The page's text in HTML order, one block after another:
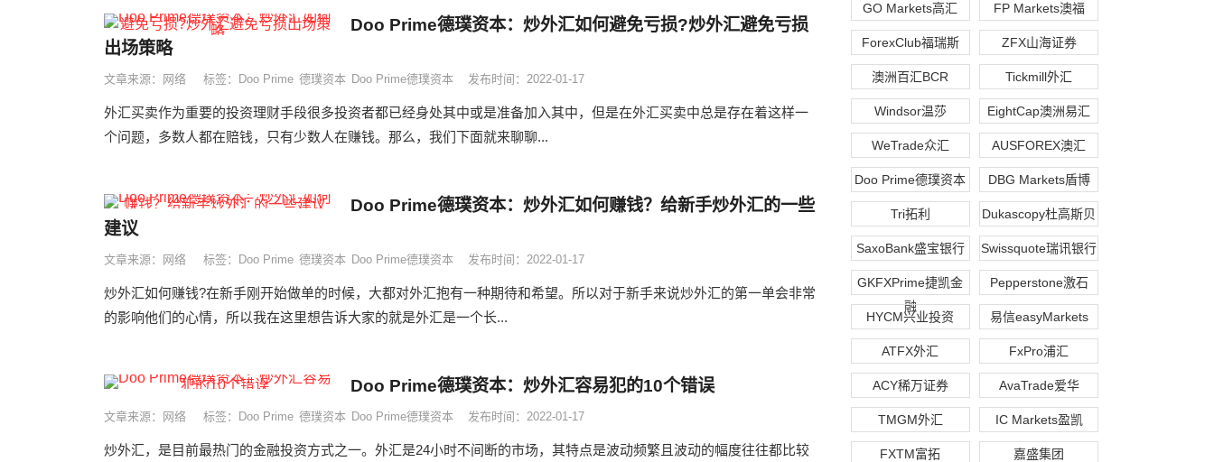
Doo Prime德璞资本：炒外汇如何避免亏损?炒外汇避免亏损
出场策略
文章来源：网络 标签： Doo Prime 德璞资本 Doo Prime德璞资本 发布时间：2022-01-17
外汇买卖作为重要的投资理财手段很多投资者都已经身处其中或是准备加入其中，但是在外汇买卖中总是存在着这样一
个问题，多数人都在赔钱，只有少数人在赚钱。那么，我们下面就来聊聊...
Doo Prime德璞资本：炒外汇如何赚钱？给新手炒外汇的一些
建议
文章来源：网络 标签： Doo Prime 德璞资本 Doo Prime德璞资本 发布时间：2022-01-17
炒外汇如何赚钱?在新手刚开始做单的时候，大都对外汇抱有一种期待和希望。所以对于新手来说炒外汇的第一单会非常
的影响他们的心情，所以我在这里想告诉大家的就是外汇是一个长...
Doo Prime德璞资本：炒外汇容易犯的10个错误
文章来源：网络 标签： Doo Prime 德璞资本 Doo Prime德璞资本 发布时间：2022-01-17
炒外汇，是目前最热门的金融投资方式之一。外汇是24小时不间断的市场，其特点是波动频繁且波动的幅度往往都比较
GO Markets高汇 FP Markets澳福
ForexClub福瑞斯 ZFX山海证券
澳洲百汇BCR Tickmill外汇
Windsor温莎 EightCap澳洲易汇
WeTrade众汇 AUSFOREX澳汇
Doo Prime德璞资本 DBG Markets盾博
Tri拓利 Dukascopy杜高斯贝
SaxoBank盛宝银行 Swissquote瑞讯银行
GKFXPrime捷凯金
融
Pepperstone激石
HYCM兴业投资 易信easyMarkets
ATFX外汇 FxPro浦汇
ACY稀万证券 AvaTrade爱华
TMGM外汇 IC Markets盈凯
FXTM富拓 嘉盛集团